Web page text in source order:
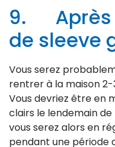
9. Après
de sleeve
Vous serez
rentrer à la maison
Vous devriez être en
clairs le lendemain
vous serez alors en
pendant une période